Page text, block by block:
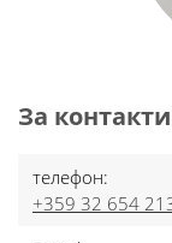
За контакти
телефон:
+359 32 654